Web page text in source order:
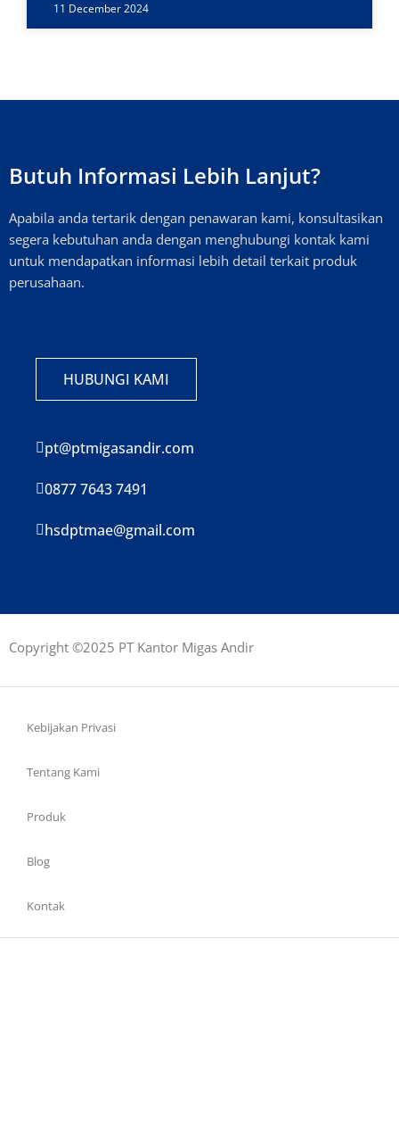
11 December 2024
Butuh Informasi Lebih Lanjut?
Apabila anda tertarik dengan penawaran kami, konsultasikan
segera kebutuhan anda dengan menghubungi kontak kami
untuk mendapatkan informasi lebih detail terkait produk
perusahaan.
HUBUNGI KAMI
pt@ptmigasandir.com
0877 7643 7491
hsdptmae@gmail.com
Copyright ©2025 PT Kantor Migas Andir
Kebijakan Privasi
Tentang Kami
Produk
Blog
Kontak